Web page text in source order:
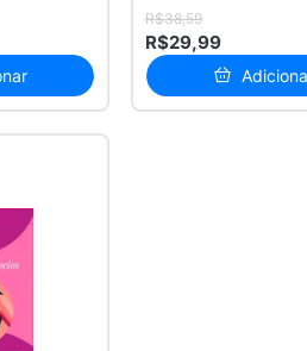
R$38,59
R$29,99